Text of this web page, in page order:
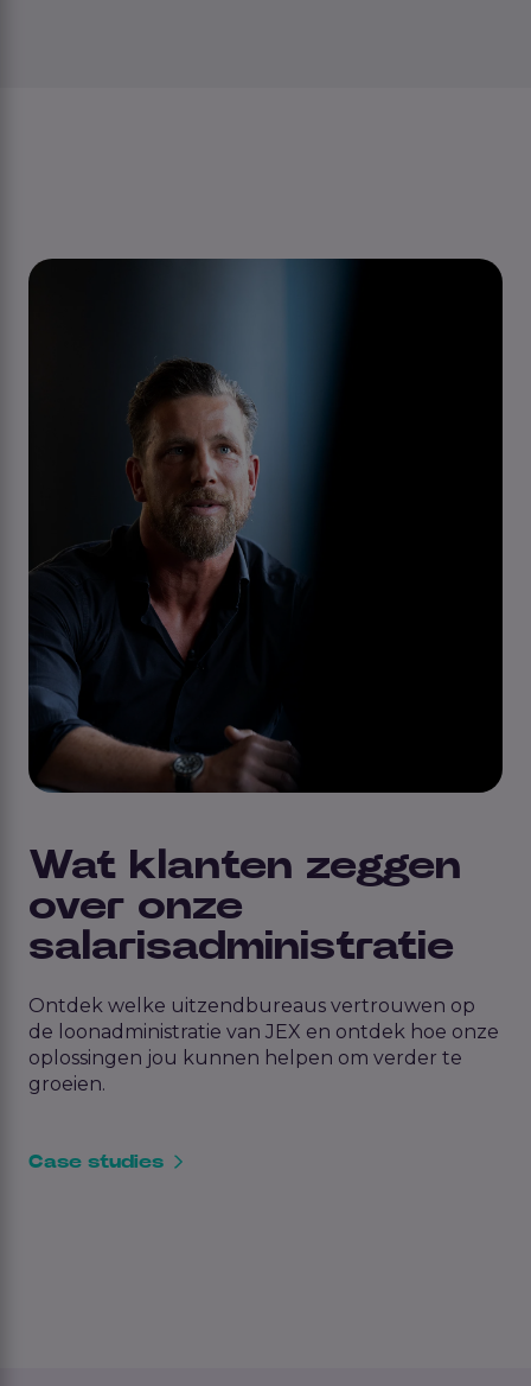
Wat klanten zeggen
over onze
salarisadministratie
Ontdek welke uitzendbureaus vertrouwen op
de loonadministratie van JEX en ontdek hoe onze
oplossingen jou kunnen helpen om verder te
groeien.
Case studies